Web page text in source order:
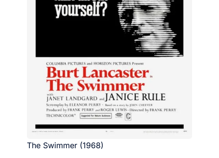
The Swimmer (1968)